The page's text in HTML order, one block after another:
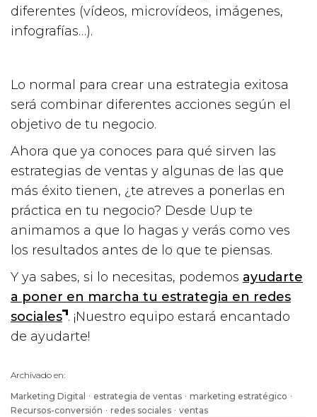
diferentes (vídeos, microvídeos, imágenes,
infografías…).
Lo normal para crear una estrategia exitosa
será combinar diferentes acciones según el
objetivo de tu negocio.
Ahora que ya conoces para qué sirven las
estrategias de ventas y algunas de las que
más éxito tienen, ¿te atreves a ponerlas en
práctica en tu negocio? Desde Uup te
animamos a que lo hagas y verás como ves
los resultados antes de lo que te piensas.
Y ya sabes, si lo necesitas, podemos ayudarte
a poner en marcha tu estrategia en redes
sociales . ¡Nuestro equipo estará encantado
de ayudarte!
Archivado en:
Marketing Digital · estrategia de ventas · marketing estratégico ·
Recursos-conversión · redes sociales · ventas